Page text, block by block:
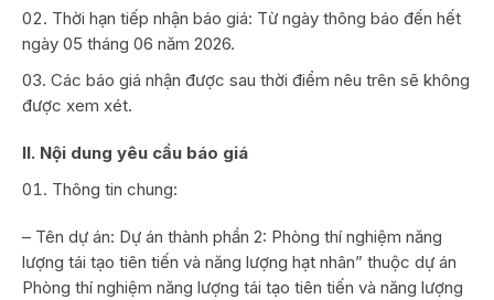
Thời hạn tiếp nhận báo giá: Từ ngày thông báo đến hết
ngày 05 tháng 06 năm 2026.
Các báo giá nhận được sau thời điểm nêu trên sẽ không
được xem xét.
II. Nội dung yêu cầu báo giá
Thông tin chung:
– Tên dự án: Dự án thành phần 2: Phòng thí nghiệm năng
lượng tái tạo tiên tiến và năng lượng hạt nhân” thuộc dự án
Phòng thí nghiệm năng lượng tái tạo tiên tiến và năng lượng